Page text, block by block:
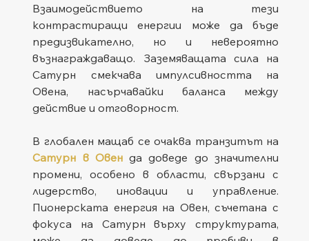
Взаимодействието на тези
контрастиращи енергии може да бъде
предизвикателно, но и невероятно
възнаграждаващо. Заземяващата сила на
Сатурн смекчава импулсивността на
Овена, насърчавайки баланса между
действие и отговорност.
Сатурн в Овен да доведе до значителни
промени, особено в области, свързани с
лидерство, иновации и управление.
Пионерската енергия на Овен, съчетана с
фокуса на Сатурн върху структурата,